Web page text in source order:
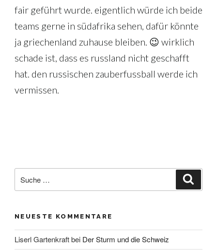
fair geführt wurde. eigentlich würde ich beide
teams gerne in südafrika sehen, dafür könnte
ja griechenland zuhause bleiben. 😉 wirklich
schade ist, dass es russland nicht geschafft
hat. den russischen zauberfussball werde ich
vermissen.
nach:
NEUESTE KOMMENTARE
Liserl Gartenkraftbei Der Sturm und die Schweiz